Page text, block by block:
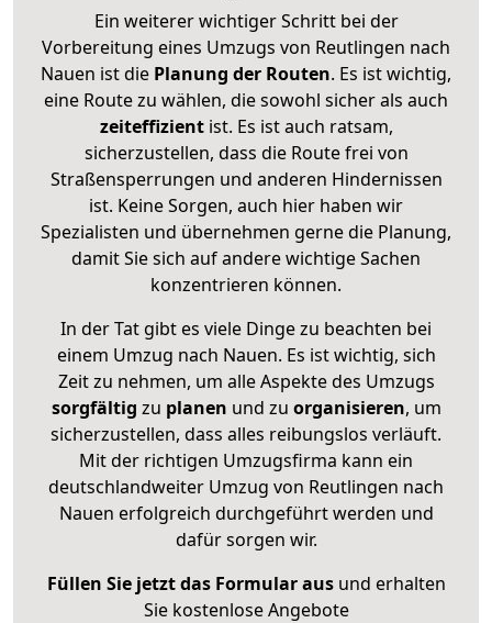
Ein weiterer wichtiger Schritt bei der
Vorbereitung eines Umzugs von Reutlingen nach
Nauen ist die Planung der Routen. Es ist wichtig,
eine Route zu wählen, die sowohl sicher als auch
zeiteffizientist. Es ist auch ratsam,
sicherzustellen, dass die Route frei von
Straßensperrungen und anderen Hindernissen
ist. Keine Sorgen, auch hier haben wir
Spezialisten und übernehmen gerne die Planung,
damit Sie sich auf andere wichtige Sachen
konzentrieren können.
In der Tat gibt es viele Dinge zu beachten bei
einem Umzug nach Nauen. Es ist wichtig, sich
Zeit zu nehmen, um alle Aspekte des Umzugs
sorgfältig zu planen und zu organisieren, um
sicherzustellen, dass alles reibungslos verläuft.
Mit der richtigen Umzugsfirma kann ein
deutschlandweiter Umzug von Reutlingen nach
Nauen erfolgreich durchgeführt werden und
dafür sorgen wir.
Füllen Sie jetzt das Formular ausund erhalten
Sie kostenlose Angebote